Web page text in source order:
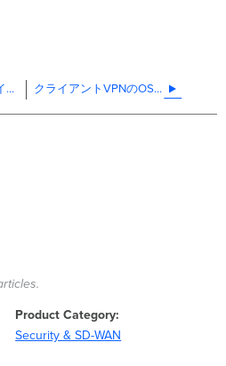
vMXセットアップガイド‐Google Cloud Platform（GCP） クライアントVPNのOS別設定
Product Category
Security & SD-WAN